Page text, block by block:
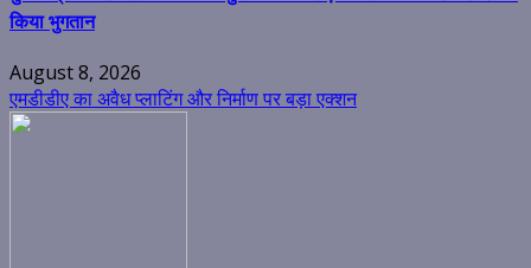
किया भुगतान
August 8, 2026
एमडीडीए का अवैध प्लाटिंग और निर्माण पर बड़ा एक्शन